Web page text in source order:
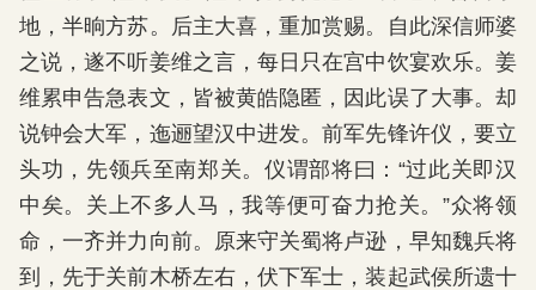
地，半晌方苏。后主大喜，重加赏赐。自此深信师婆
之说，遂不听姜维之言，每日只在宫中饮宴欢乐。姜
维累申告急表文，皆被黄皓隐匿，因此误了大事。却
说钟会大军，迤逦望汉中进发。前军先锋许仪，要立
头功，先领兵至南郑关。仪谓部将曰：“过此关即汉
中矣。关上不多人马，我等便可奋力抢关。”众将领
命，一齐并力向前。原来守关蜀将卢逊，早知魏兵将
到，先于关前木桥左右，伏下军士，装起武侯所遗十